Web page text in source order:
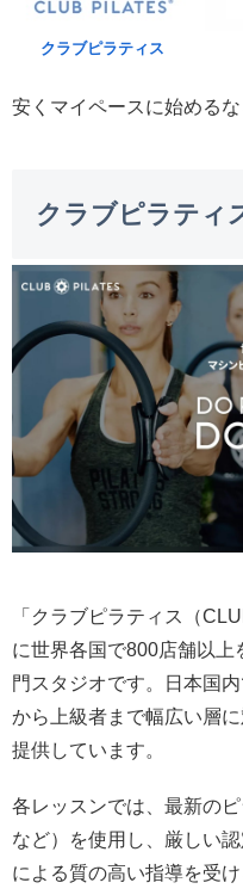
クラブピラティス
安くマイペースに始めるな
クラブピラティ
「クラブピラティス（
に世界各国で800店舗以
門スタジオです。日本国
から上級者まで幅広い層
提供しています。
各レッスンでは、最新の
など）を使用し、厳しい
による質の高い指導を受